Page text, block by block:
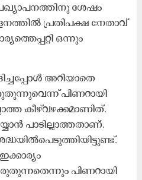
ശേഷം
പ്രതിപക്ഷ നേതാവ്
ഒന്നും
അറിയാതെ
പിണറായി
കീഴ്‌വഴക്കമാണിത്.
പാടില്ലാത്തതാണ്.
പിണറായി